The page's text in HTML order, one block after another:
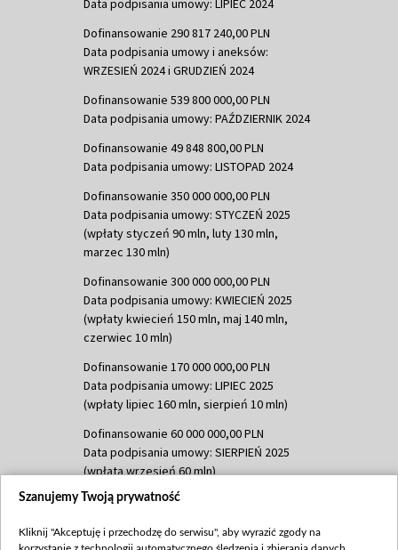
Data podpisania umowy: LIPIEC 2024
Dofinansowanie 290 817 240,00 PLN
Data podpisania umowy i aneksów:
WRZESIEŃ 2024 i GRUDZIEŃ 2024
Dofinansowanie 539 800 000,00 PLN
Data podpisania umowy: PAŹDZIERNIK 2024
Dofinansowanie 49 848 800,00 PLN
Data podpisania umowy: LISTOPAD 2024
Dofinansowanie 350 000 000,00 PLN
Data podpisania umowy: STYCZEŃ 2025
(wpłaty styczeń 90 mln, luty 130 mln,
marzec 130 mln)
Dofinansowanie 300 000 000,00 PLN
Data podpisania umowy: KWIECIEŃ 2025
(wpłaty kwiecień 150 mln, maj 140 mln,
czerwiec 10 mln)
Dofinansowanie 170 000 000,00 PLN
Data podpisania umowy: LIPIEC 2025
(wpłaty lipiec 160 mln, sierpień 10 mln)
Dofinansowanie 60 000 000,00 PLN
Data podpisania umowy: SIERPIEŃ 2025
(wpłata wrzesień 60 mln)
Dofinansowanie 635 783 051,21 PLN
(wpłata wrzesień 100 mln, październik 350
Szanujemy Twoją prywatność
Kliknij "Akceptuję i przechodzę do serwisu", aby wyrazić zgody na